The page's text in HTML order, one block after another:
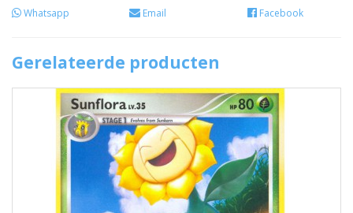
Whatsapp
Email Facebook
Gerelateerde producten